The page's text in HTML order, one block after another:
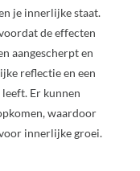
je innerlijke staat.
de effecten
aangescherpt en
reflectie en een
Er kunnen
waardoor
innerlijke groei.